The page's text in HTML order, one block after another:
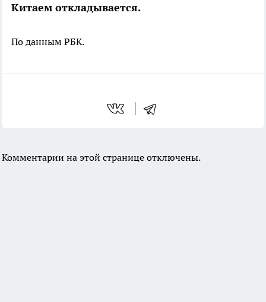
Китаем откладывается.
По данным РБК.
Комментарии на этой странице отключены.